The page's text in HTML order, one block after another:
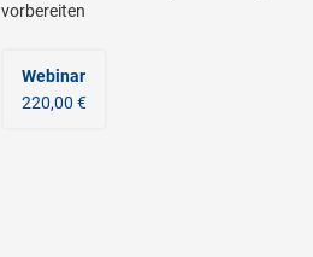
vorbereiten
Webinar
220,00 €